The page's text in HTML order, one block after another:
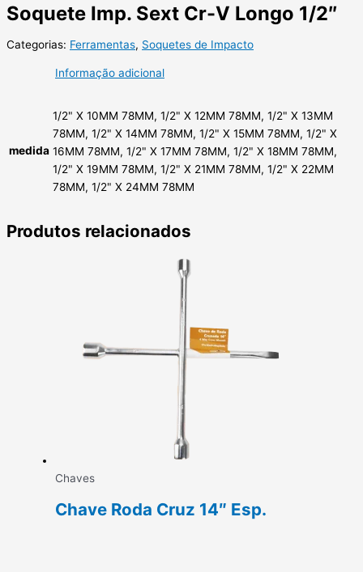
Soquete Imp. Sext Cr-V Longo 1/2″
Categorias: Ferramentas, Soquetes de Impacto
Informação adicional
medida
1/2" X 10MM 78MM, 1/2" X 12MM 78MM, 1/2" X 13MM
78MM, 1/2" X 14MM 78MM, 1/2" X 15MM 78MM, 1/2" X
16MM 78MM, 1/2" X 17MM 78MM, 1/2" X 18MM 78MM,
1/2" X 19MM 78MM, 1/2" X 21MM 78MM, 1/2" X 22MM
78MM, 1/2" X 24MM 78MM
Produtos relacionados
Chaves
Chave Roda Cruz 14″ Esp.